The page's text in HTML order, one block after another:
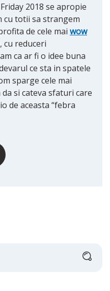
2018 se apropie
cu totii sa strangem
de cele mai wow
cu reduceri
ca ar fi o idee buna
ce sta in spatele
sparge cele mai
si cateva sfaturi care
de aceasta “febra